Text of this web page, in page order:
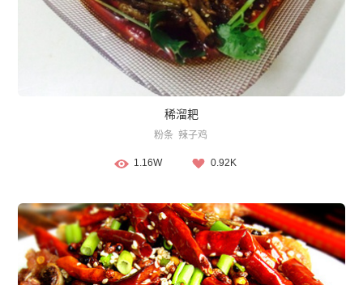
稀溜耙
粉条 辣子鸡
1.16W 0.92K